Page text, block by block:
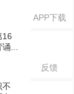
APP下载
反馈
16
...
不